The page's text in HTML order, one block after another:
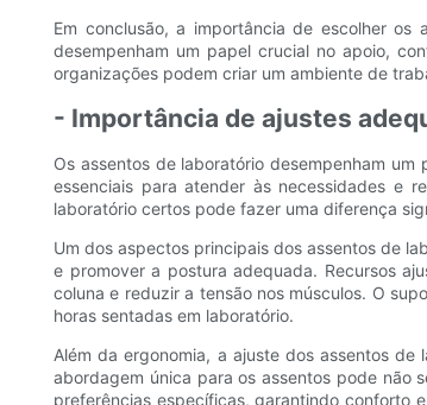
Em conclusão, a importância de escolher
desempenham um papel crucial no apoio,
organizações podem criar um ambiente de
- Importância de ajustes
Os assentos de laboratório desempenham
essenciais para atender às necessidades e
laboratório certos pode fazer uma diferença
Um dos aspectos principais dos assentos de
e promover a postura adequada. Recursos
coluna e reduzir a tensão nos músculos. O
horas sentadas em laboratório.
Além da ergonomia, a ajuste dos assentos
abordagem única para os assentos pode não
preferências específicas, garantindo conforto